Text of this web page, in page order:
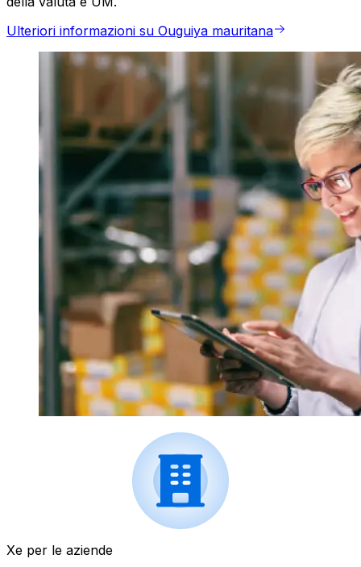
Ulteriori informazioni su Ouguiya mauritana
Xe per le aziende